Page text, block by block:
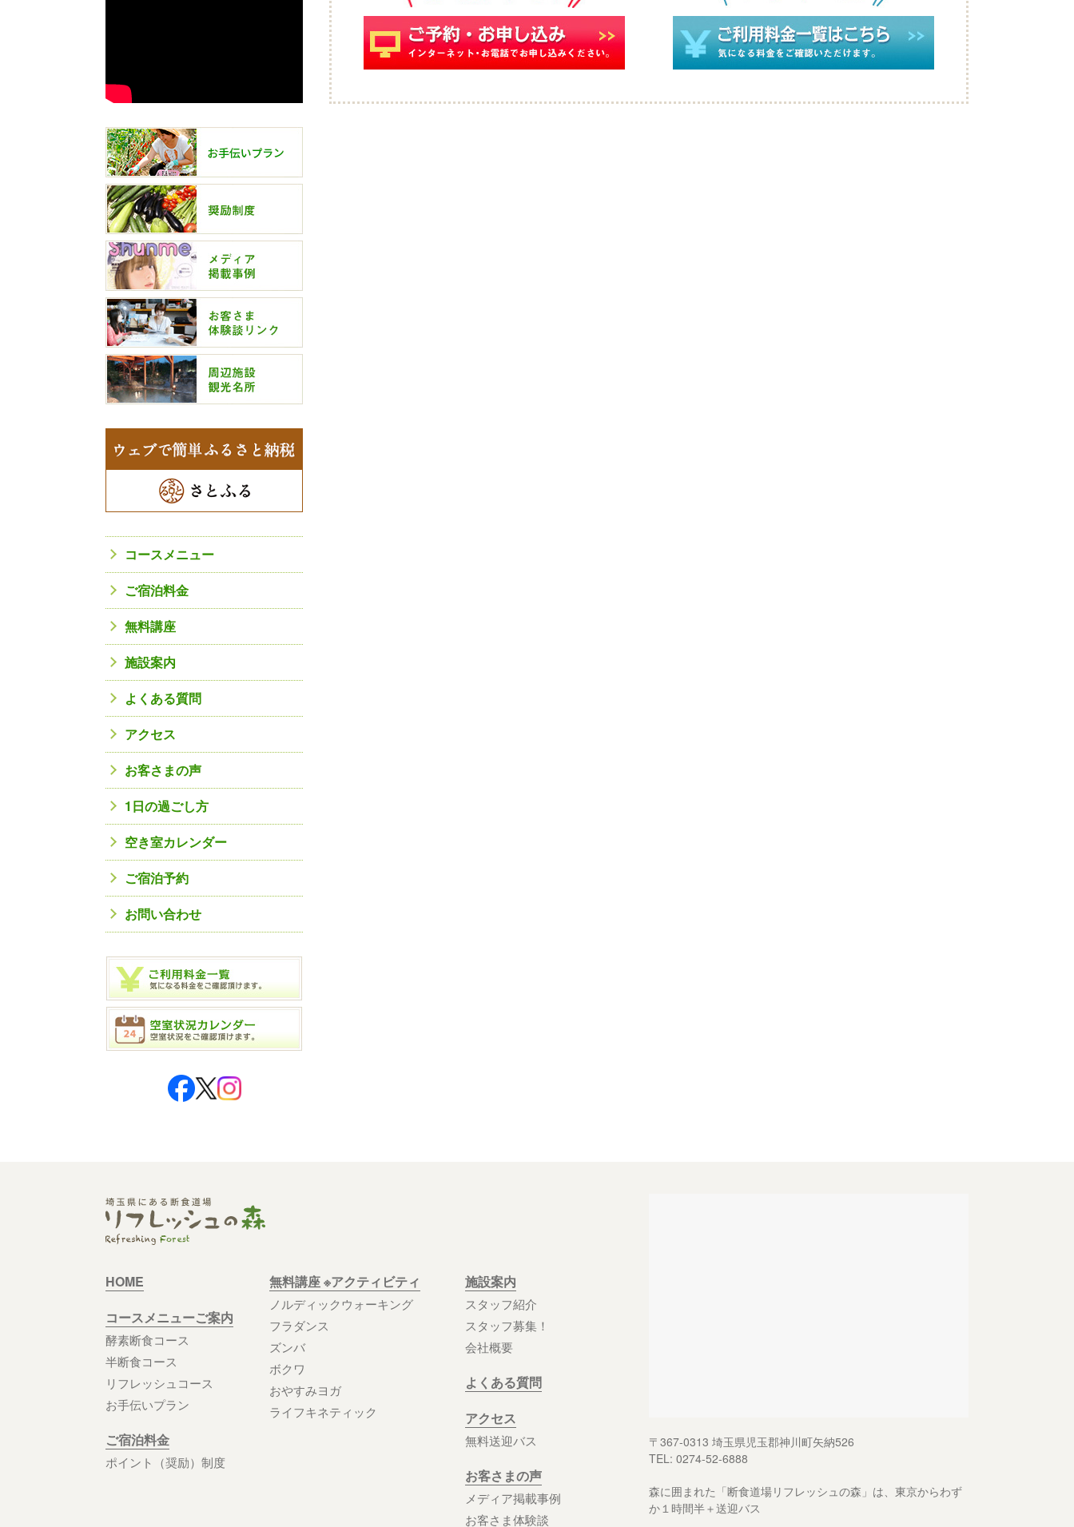
コースメニュー
ご宿泊料金
無料講座
施設案内
よくある質問
アクセス
お客さまの声
1日の過ごし方
空き室カレンダー
ご宿泊予約
お問い合わせ
HOME
コースメニューご案内
酵素断食コース
半断食コース
リフレッシュコース
お手伝いプラン
ご宿泊料金
ポイント（奨励）制度
無料講座 ※アクティビティ
ノルディックウォーキング
フラダンス
ズンバ
ボクワ
おやすみヨガ
ライフキネティック
施設案内
スタッフ紹介
スタッフ募集！
会社概要
よくある質問
アクセス
無料送迎バス
お客さまの声
メディア掲載事例
お客さま体験談
〒367-0313 埼玉県児玉郡神川町矢納526
TEL: 0274-52-6888
森に囲まれた「断食道場リフレッシュの森」は、東京からわず
か１時間半＋送迎バス